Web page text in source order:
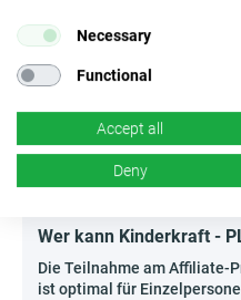
Praxistests von
Empfehlungen in
edukative Webinare zur
Zuhause und Auto. Ebenso
Rankings wie „Top-
Elterngeschichten, die
Lösungen schaffen. Zeige,
Familienleben wirklich
Wer kann Kinderkraft -
Die Teilnahme am Affiliate-
ist optimal für
Necessary
Functional
Accept all
Deny